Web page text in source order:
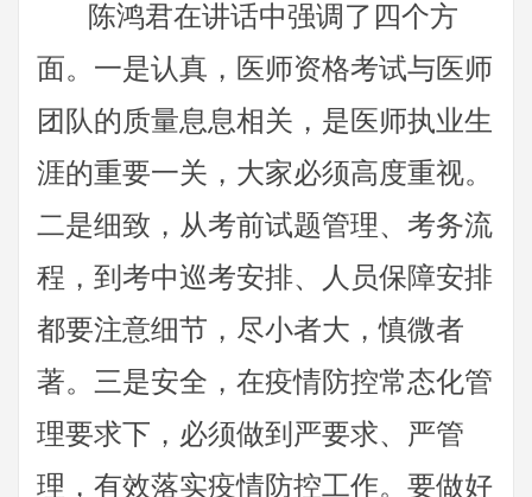
陈鸿君在讲话中强调了四个方
面。一是认真，医师资格考试与医师
团队的质量息息相关，是医师执业生
涯的重要一关，大家必须高度重视。
二是细致，从考前试题管理、考务流
程，到考中巡考安排、人员保障安排
都要注意细节，尽小者大，慎微者
著。三是安全，在疫情防控常态化管
理要求下，必须做到严要求、严管
理，有效落实疫情防控工作。要做好